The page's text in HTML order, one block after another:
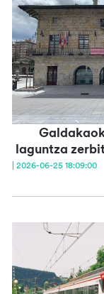
laguntza
| 2026-06-25 18:09:00